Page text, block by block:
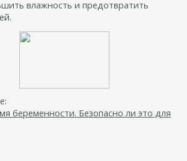
влажность и предотвратить
беременности. Безопасно ли это для